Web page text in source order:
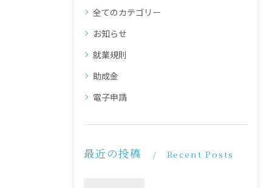
全てのカテゴリー
お知らせ
就業規則
助成金
電子申請
最近の投稿 Recent Posts